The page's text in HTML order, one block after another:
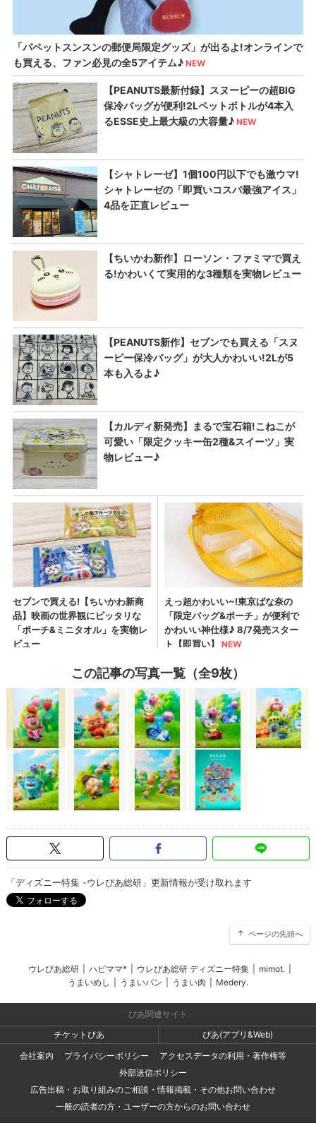
この記事の写真一覧（全9枚）
「ディズニー特集 -ウレぴあ総研」更新情報が受け取れます
ページの先頭へ
ウレぴあ総研 ハピママ* ウレぴあ総研 ディズニー特集 mimot.
うまいめし
うまいパン うまい肉 Medery.
ぴあ関連サイト
チケットぴあ
ぴあ(アプリ&Web)
会社案内
プライバシーポリシー
アクセスデータの利用・著作権等
外部送信ポリシー
広告出稿・お取り組みのご相談・情報掲載・その他お問い合わせ
一般の読者の方・ユーザーの方からのお問い合わせ